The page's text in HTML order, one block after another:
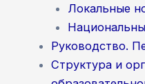
Локальные
Руководство.
Структура и